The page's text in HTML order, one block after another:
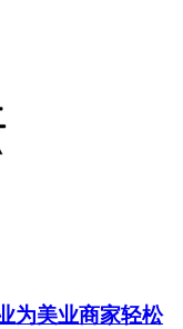
为美业商家轻松